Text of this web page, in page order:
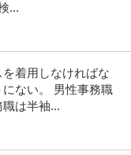
...
着用しなければな
ない。 男性事務職
は半袖...